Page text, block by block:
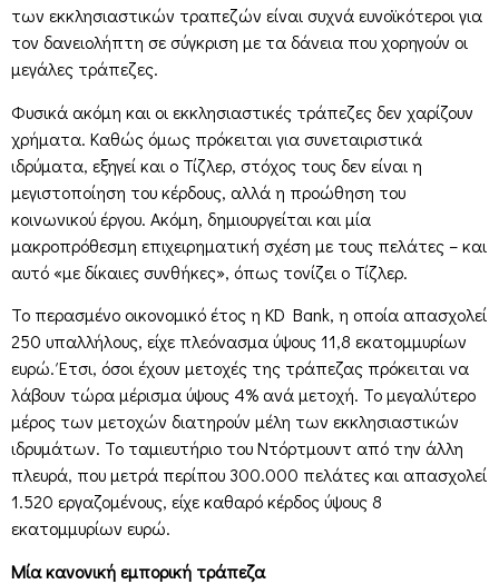
των εκκλησιαστικών τραπεζών είναι συχνά ευνοϊκότεροι για
τον δανειολήπτη σε σύγκριση με τα δάνεια που χορηγούν οι
μεγάλες τράπεζες.
Φυσικά ακόμη και οι εκκλησιαστικές τράπεζες δεν χαρίζουν
χρήματα. Καθώς όμως πρόκειται για συνεταιριστικά
ιδρύματα, εξηγεί και ο Τίζλερ, στόχος τους δεν είναι η
μεγιστοποίηση του κέρδους, αλλά η προώθηση του
κοινωνικού έργου. Ακόμη, δημιουργείται και μία
μακροπρόθεσμη επιχειρηματική σχέση με τους πελάτες – και
αυτό «με δίκαιες συνθήκες», όπως τονίζει ο Τίζλερ.
Το περασμένο οικονομικό έτος η KD Bank, η οποία απασχολεί
250 υπαλλήλους, είχε πλεόνασμα ύψους 11,8 εκατομμυρίων
ευρώ. Έτσι, όσοι έχουν μετοχές της τράπεζας πρόκειται να
λάβουν τώρα μέρισμα ύψους 4% ανά μετοχή. Το μεγαλύτερο
μέρος των μετοχών διατηρούν μέλη των εκκλησιαστικών
ιδρυμάτων. Το ταμιευτήριο του Ντόρτμουντ από την άλλη
πλευρά, που μετρά περίπου 300.000 πελάτες και απασχολεί
1.520 εργαζομένους, είχε καθαρό κέρδος ύψους 8
εκατομμυρίων ευρώ.
Μία κανονική εμπορική τράπεζα